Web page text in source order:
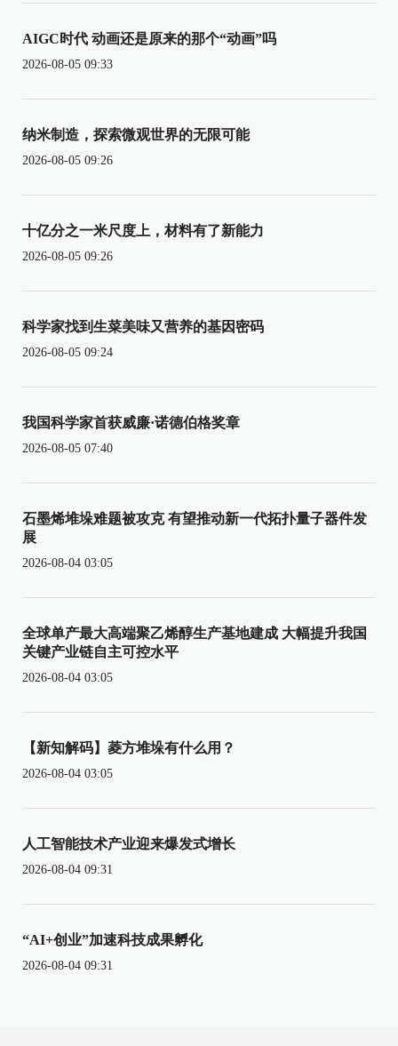
AIGC时代 动画还是原来的那个“动画”吗
2026-08-05 09:33
纳米制造，探索微观世界的无限可能
2026-08-05 09:26
十亿分之一米尺度上，材料有了新能力
2026-08-05 09:26
科学家找到生菜美味又营养的基因密码
2026-08-05 09:24
我国科学家首获威廉·诺德伯格奖章
2026-08-05 07:40
石墨烯堆垛难题被攻克 有望推动新一代拓扑量子器件发
展
2026-08-04 03:05
全球单产最大高端聚乙烯醇生产基地建成 大幅提升我国
关键产业链自主可控水平
2026-08-04 03:05
【新知解码】菱方堆垛有什么用？
2026-08-04 03:05
人工智能技术产业迎来爆发式增长
2026-08-04 09:31
“AI+创业”加速科技成果孵化
2026-08-04 09:31